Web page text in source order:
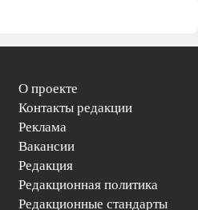
О проекте
Контакты редакции
Реклама
Вакансии
Редакция
Редакционная политика
Редакционные стандарты